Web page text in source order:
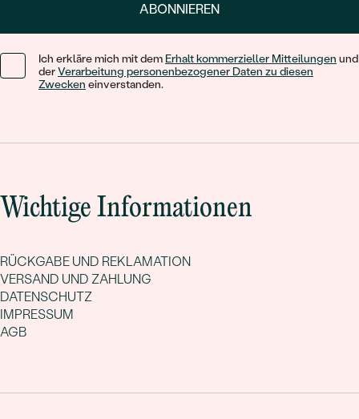
ABONNIEREN
Ich erkläre mich mit dem Erhalt kommerzieller Mitteilungen und
derVerarbeitung personenbezogener Daten zu diesen
Zwecken einverstanden.
Wichtige Informationen
RÜCKGABE UND REKLAMATION
VERSAND UND ZAHLUNG
DATENSCHUTZ
IMPRESSUM
AGB